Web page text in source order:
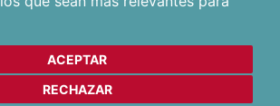
ACEPTAR
RECHAZAR